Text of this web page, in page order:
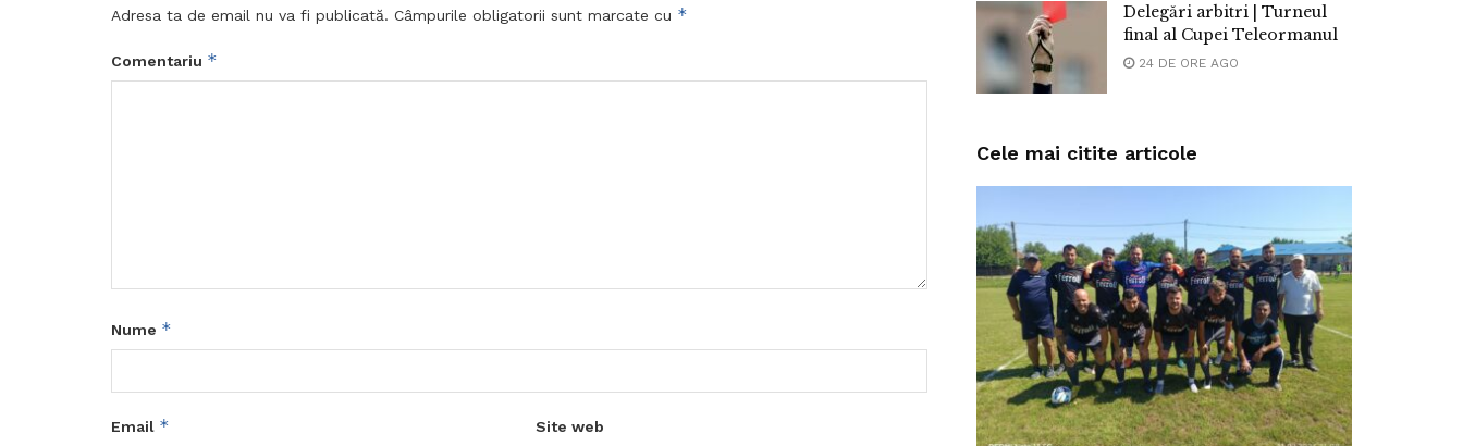
Adresa ta de email nu va fi publicată. Câmpurile obligatorii sunt marcate cu *
Comentariu *
Nume *
Email * Site web
Delegări arbitri | Turneul
final al Cupei Teleormanul
24 DE ORE AGO
Cele mai citite articole